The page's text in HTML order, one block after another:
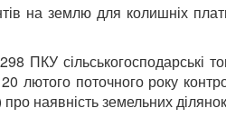
на землю для колишніх
ПКУ
лютого поточного року
наявність земельних